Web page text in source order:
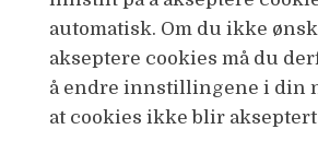
automatisk. Om du ikke
akseptere cookies må du
å endre innstillingene i din
at cookies ikke blir